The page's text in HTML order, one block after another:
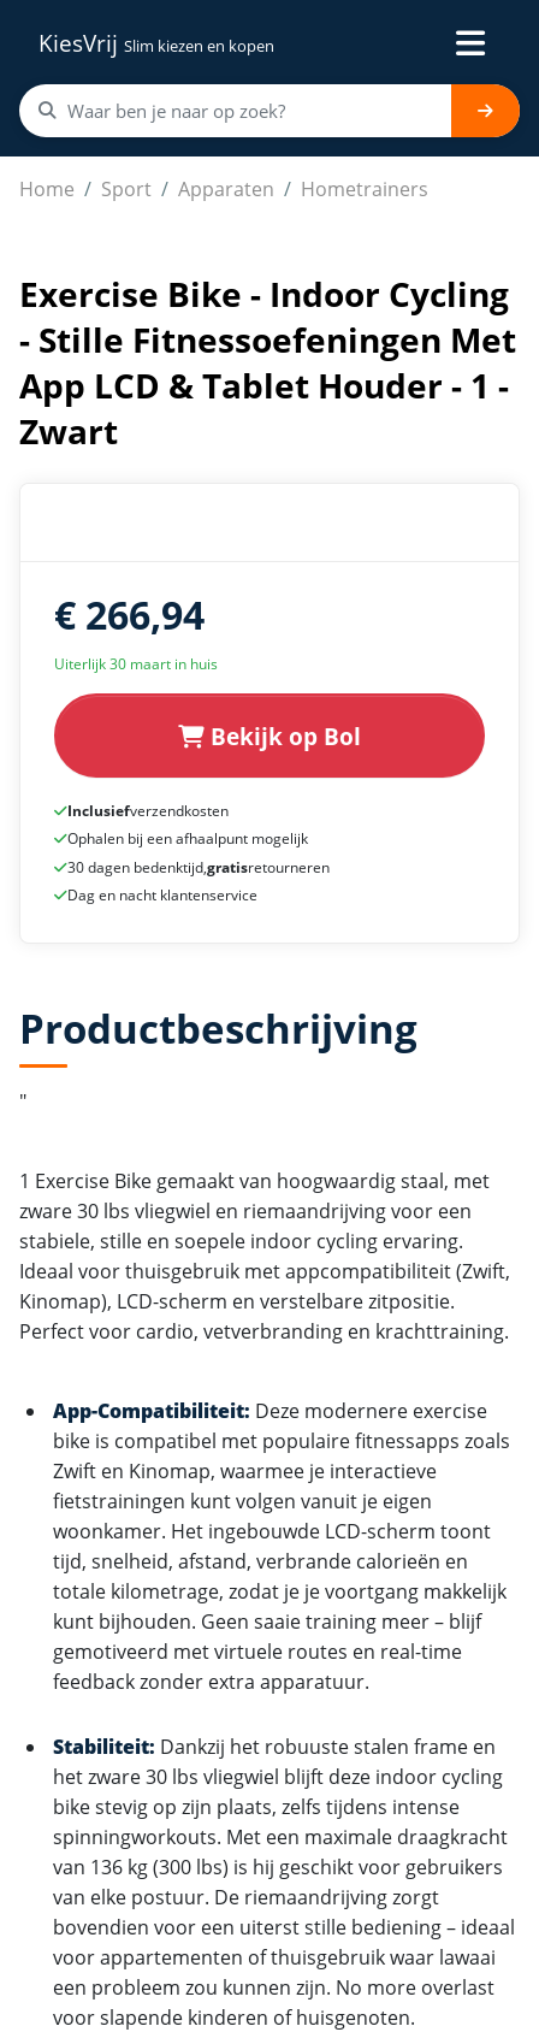
KiesVrij Slim kiezen en kopen
Home Sport Apparaten Hometrainers
Exercise Bike - Indoor Cycling - Stille
Exercise Bike - Indoor Cycling
- Stille Fitnessoefeningen Met
App LCD & Tablet Houder - 1 -
Zwart
€ 266,94
Uiterlijk 30 maart in huis
Bekijk op Bol
Inclusiefverzendkosten
Ophalen bij een afhaalpunt mogelijk
30 dagen bedenktijd,gratisretourneren
Dag en nacht klantenservice
Productbeschrijving
"
1 Exercise Bike gemaakt van hoogwaardig staal, met
zware 30 lbs vliegwiel en riemaandrijving voor een
stabiele, stille en soepele indoor cycling ervaring.
Ideaal voor thuisgebruik met appcompatibiliteit (Zwift,
Kinomap), LCD-scherm en verstelbare zitpositie.
Perfect voor cardio, vetverbranding en krachttraining.
App-Compatibiliteit: Deze modernere exercise
bike is compatibel met populaire fitnessapps zoals
Zwift en Kinomap, waarmee je interactieve
fietstrainingen kunt volgen vanuit je eigen
woonkamer. Het ingebouwde LCD-scherm toont
tijd, snelheid, afstand, verbrande calorieën en
totale kilometrage, zodat je je voortgang makkelijk
kunt bijhouden. Geen saaie training meer – blijf
gemotiveerd met virtuele routes en real-time
feedback zonder extra apparatuur.
Stabiliteit: Dankzij het robuuste stalen frame en
het zware 30 lbs vliegwiel blijft deze indoor cycling
bike stevig op zijn plaats, zelfs tijdens intense
spinningworkouts. Met een maximale draagkracht
van 136 kg (300 lbs) is hij geschikt voor gebruikers
van elke postuur. De riemaandrijving zorgt
bovendien voor een uiterst stille bediening – ideaal
voor appartementen of thuisgebruik waar lawaai
een probleem zou kunnen zijn. No more overlast
voor slapende kinderen of huisgenoten.